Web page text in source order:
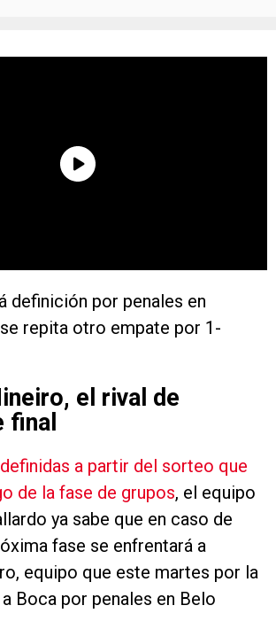
definición por penales en
repita otro empate por 1-
el rival de
final
a partir del sorteo que
de la fase de grupos, el equipo
ya sabe que en caso de
fase se enfrentará a
equipo que este martes por la
Boca por penales en Belo